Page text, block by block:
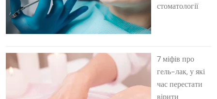
стоматології
7 міфів про
гель-лак, у які
час перестати
вірити